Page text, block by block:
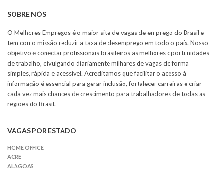
SOBRE NÓS
O Melhores Empregos é o maior site de vagas de emprego do Brasil e
tem como missão reduzir a taxa de desemprego em todo o país. Nosso
objetivo é conectar profissionais brasileiros às melhores oportunidades
de trabalho, divulgando diariamente milhares de vagas de forma
simples, rápida e acessível. Acreditamos que facilitar o acesso à
informação é essencial para gerar inclusão, fortalecer carreiras e criar
cada vez mais chances de crescimento para trabalhadores de todas as
regiões do Brasil.
VAGAS POR ESTADO
HOME OFFICE
ACRE
ALAGOAS